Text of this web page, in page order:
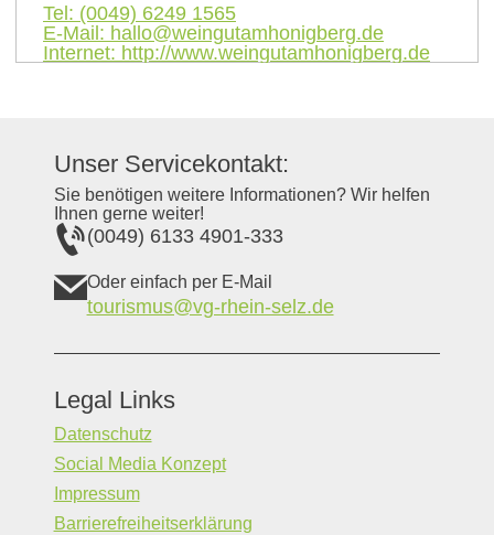
Tel: (0049) 6249 1565
E-Mail: hallo@weingutamhonigberg.de
Internet: http://www.weingutamhonigberg.de
Unser Servicekontakt:
Sie benötigen weitere Informationen? Wir helfen
Ihnen gerne weiter!
(0049) 6133 4901-333
Oder einfach per E-Mail
tourismus@vg-rhein-selz.de
Legal Links
Datenschutz
Social Media Konzept
Impressum
Barrierefreiheitserklärung